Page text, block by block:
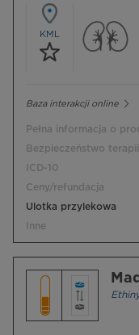
KML
Baza interakcji online
Pełna informacja o
Bezpieczeństwo terapii
ICD-10
Ceny/refundacja
Ulotka przylekowa
Inne